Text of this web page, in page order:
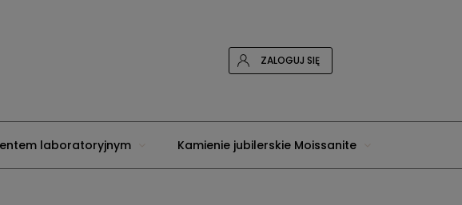
ZALOGUJ SIĘ
laboratoryjnym Kamienie jubilerskie Moissanite